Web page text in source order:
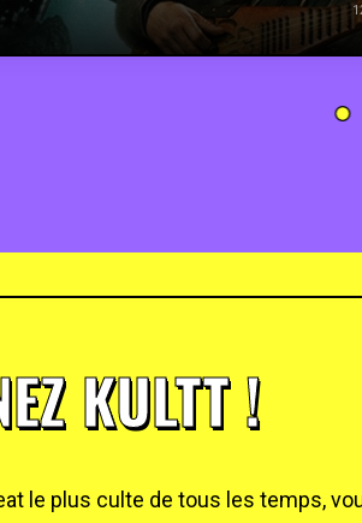
KULTT !
le plus culte de tous les temps,